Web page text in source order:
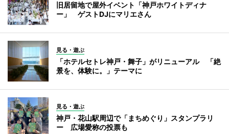
旧居留地で屋外イベント「神戸ホワイトディナ
ー」 ゲストDJにマリエさん
見る・遊ぶ
「ホテルセトレ神戸・舞子」がリニューアル 「絶
景を、体験に。」テーマに
見る・遊ぶ
神戸・花山駅周辺で「まちめぐり」スタンプラリ
ー 広場愛称の投票も